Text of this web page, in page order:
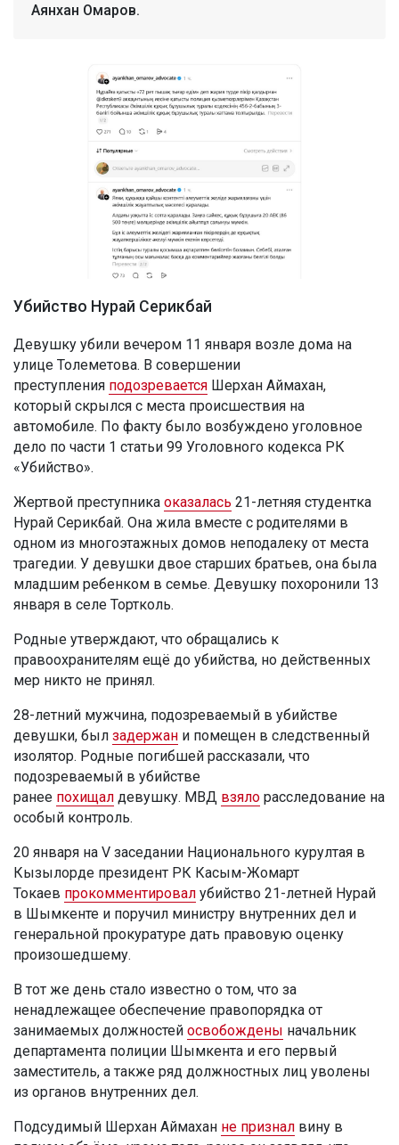
Аянхан Омаров.
Убийство Нурай Серикбай
Девушку убили вечером 11 января возле дома на
улице Толеметова. В совершении
преступления подозревается Шерхан Аймахан,
который скрылся с места происшествия на
автомобиле. По факту было возбуждено уголовное
дело по части 1 статьи 99 Уголовного кодекса РК
«Убийство».
Жертвой преступника оказалась 21-летняя студентка
Нурай Серикбай. Она жила вместе с родителями в
одном из многоэтажных домов неподалеку от места
трагедии. У девушки двое старших братьев, она была
младшим ребенком в семье. Девушку похоронили 13
января в селе Тортколь.
Родные утверждают, что обращались к
правоохранителям ещё до убийства, но действенных
мер никто не принял.
28-летний мужчина, подозреваемый в убийстве
девушки, был задержан и помещен в следственный
изолятор. Родные погибшей рассказали, что
подозреваемый в убийстве
ранее похищал девушку. МВД взяло расследование на
особый контроль.
20 января на V заседании Национального курултая в
Кызылорде президент РК Касым-Жомарт
Токаев прокомментировал убийство 21-летней Нурай
в Шымкенте и поручил министру внутренних дел и
генеральной прокуратуре дать правовую оценку
произошедшему.
В тот же день стало известно о том, что за
ненадлежащее обеспечение правопорядка от
занимаемых должностей освобождены начальник
департамента полиции Шымкента и его первый
заместитель, а также ряд должностных лиц уволены
из органов внутренних дел.
Подсудимый Шерхан Аймахан не признал вину в